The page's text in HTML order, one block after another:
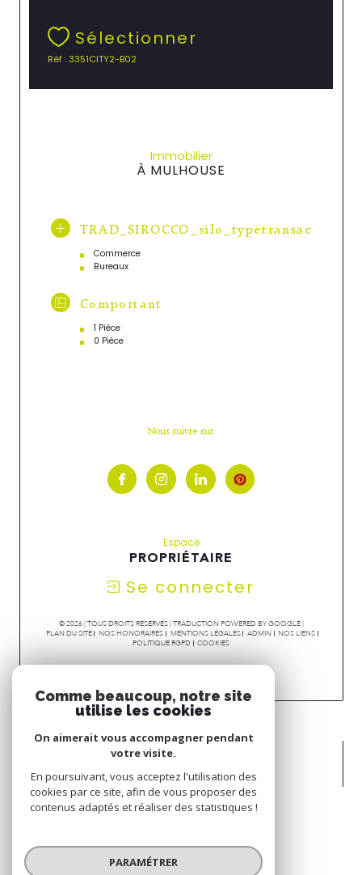
Sélectionner
Réf : 3351CITY2-B02
Immobilier
À MULHOUSE
TRAD_SIROCCO_silo_typetransac
Commerce
Bureaux
Comportant
1 Pièce
0 Pièce
Nous suivre sur
Espace
PROPRIÉTAIRE
Se connecter
© 2026 | TOUS DROITS RÉSERVÉS | TRADUCTION POWERED BY GOOGLE |
PLAN DU SITE
NOS HONORAIRES MENTIONS LÉGALES ADMIN
NOS LIENS
POLITIQUE RGPD
COOKIES
Comme beaucoup, notre site
utilise les cookies
On aimerait vous accompagner pendant
votre visite.
En poursuivant, vous acceptez l'utilisation des
cookies par ce site, afin de vous proposer des
contenus adaptés et réaliser des statistiques !
PARAMÉTRER